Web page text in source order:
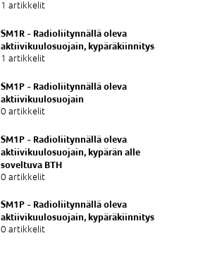
1 artikkelit
SM1R - Radioliitynnällä oleva
aktiivikuulosuojain, kypäräkiinnitys
1 artikkelit
SM1P - Radioliitynnällä oleva
aktiivikuulosuojain
0 artikkelit
SM1P - Radioliitynnällä oleva
aktiivikuulosuojain, kypärän alle
soveltuva BTH
0 artikkelit
SM1P - Radioliitynnällä oleva
aktiivikuulosuojain, kypäräkiinnitys
0 artikkelit